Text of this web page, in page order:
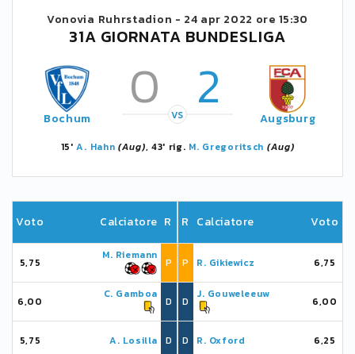
Vonovia Ruhrstadion - 24 apr 2022 ore 15:30
31A GIORNATA BUNDESLIGA
Bochum 0 2
VS Augsburg
15'A. Hahn (Aug), 43' rig. M. Gregoritsch (Aug)
Voto Calciatore R
5,75
M. Riemann
P
6,00
C. Gamboa
D
5,75 A. Losilla D
R Calciatore Voto
P R. Gikiewicz 6,75
D
J. Gouweleeuw
6,00
D R. Oxford 6,25